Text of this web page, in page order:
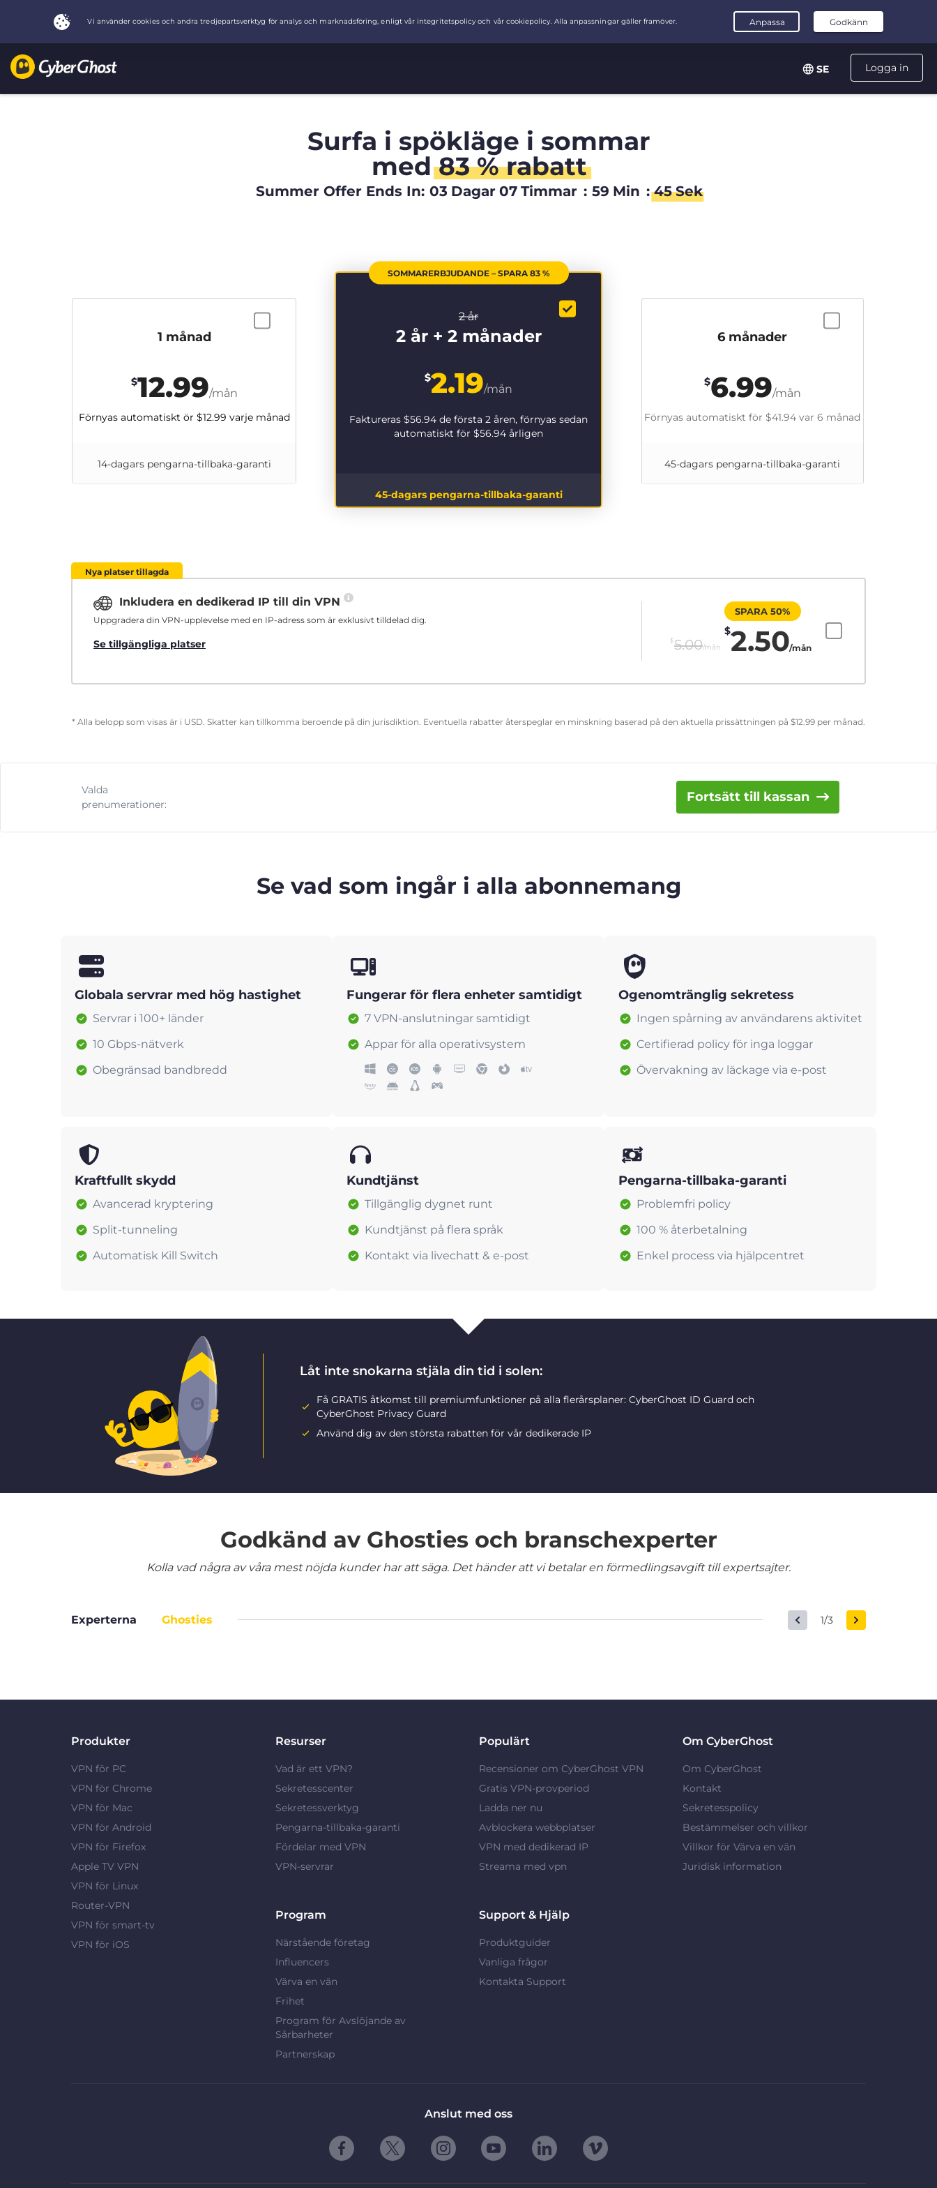
Logga in
SE
Surfa i spökläge i sommar
med83 % rabatt
Summer Offer Ends In: 03 Dagar 07 Timmar : 59 Min : 44Sek
SOMMARERBJUDANDE – SPARA 83 %
2 år
2 år + 2 månader
$2.19/mån
Faktureras $56.94 de första 2 åren, förnyas sedan
automatiskt för $56.94 årligen
45-dagars pengarna-tillbaka-garanti
6 månader
$6.99/mån
Förnyas automatiskt för $41.94 var 6 månad
45-dagars pengarna-tillbaka-garanti
1 månad
$12.99/mån
Förnyas automatiskt ör $12.99 varje månad
14-dagars pengarna-tillbaka-garanti
Nya platser tillagda
Inkludera en dedikerad IP till din VPN
Uppgradera din VPN-upplevelse med en IP-adress som är exklusivt tilldelad dig.
Se tillgängliga platser $5.00/mån
SPARA 50%
$2.50/mån
* Alla belopp som visas är i USD. Skatter kan tillkomma beroende på din jurisdiktion. Eventuella rabatter återspeglar en minskning baserad på den aktuella prissättningen på $12.99 per månad.
Valda
prenumerationer:
Fortsätt till kassan
Se vad som ingår i alla abonnemang
Globala servrar med hög hastighet
Servrar i 100+ länder
10 Gbps-nätverk
Obegränsad bandbredd
Fungerar för flera enheter samtidigt
7 VPN-anslutningar samtidigt
Appar för alla operativsystem
Ogenomtränglig sekretess
Ingen spårning av användarens aktivitet
Certifierad policy för inga loggar
Övervakning av läckage via e-post
Kraftfullt skydd
Avancerad kryptering
Split-tunneling
Automatisk Kill Switch
Kundtjänst
Tillgänglig dygnet runt
Kundtjänst på flera språk
Kontakt via livechatt & e-post
Pengarna-tillbaka-garanti
Problemfri policy
100 % återbetalning
Enkel process via hjälpcentret
Låt inte snokarna stjäla din tid i solen:
Få GRATIS åtkomst till premiumfunktioner på alla flerårsplaner: CyberGhost ID Guard och
CyberGhost Privacy Guard
Använd dig av den största rabatten för vår dedikerade IP
Godkänd av Ghosties och branschexperter
Kolla vad några av våra mest nöjda kunder har att säga. Det händer att vi betalar en förmedlingsavgift till expertsajter.
Experterna Ghosties 1/3
Produkter
VPN för PC
VPN för Chrome
VPN för Mac
VPN för Android
VPN för Firefox
Apple TV VPN
VPN för Linux
Router-VPN
VPN för smart-tv
VPN för iOS
Resurser
Vad är ett VPN?
Sekretesscenter
Sekretessverktyg
Pengarna-tillbaka-garanti
Fördelar med VPN
VPN-servrar
Populärt
Recensioner om CyberGhost VPN
Gratis VPN-provperiod
Ladda ner nu
Avblockera webbplatser
VPN med dedikerad IP
Streama med vpn
Om CyberGhost
Om CyberGhost
Kontakt
Sekretesspolicy
Bestämmelser och villkor
Villkor för Värva en vän
Juridisk information
Program
Närstående företag
Influencers
Värva en vän
Frihet
Program för Avslöjande av
Sårbarheter
Partnerskap
Support & Hjälp
Produktguider
Vanliga frågor
Kontakta Support
Anslut med oss